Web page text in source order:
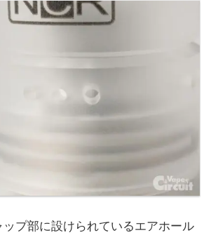
プ部に設けられているエアホール